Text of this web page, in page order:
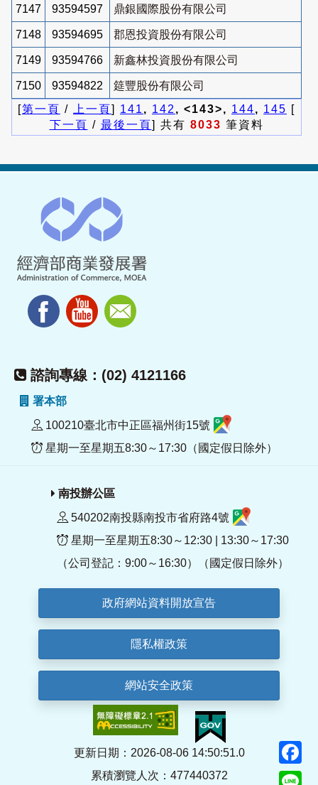
7147 93594597 鼎銀國際股份有限公司
7148 93594695 郡恩投資股份有限公司
7149 93594766 新鑫林投資股份有限公司
7150 93594822
筵豐股份有限公司
[第一頁 / 上一頁] 141 , 142 , <143>, 144, 145 [
下一頁 / 最後一頁] 共有 8033 筆資料
諮詢專線：(02) 4121166
署本部
100210臺北市中正區福州街15號
星期一至星期五8:30～17:30（國定假日除外）
南投辦公區
540202南投縣南投市省府路4號
星期一至星期五8:30～12:30 | 13:30～17:30
（公司登記：9:00～16:30）（國定假日除外）
政府網站資料開放宣告
隱私權政策
網站安全政策
更新日期：2026-08-06 14:50:51.0
累積瀏覽人次：477440372